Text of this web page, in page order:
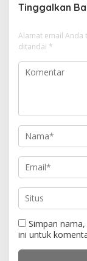
a
s
i
p
Tinggalkan
Alamat email Anda
ditandai *
Simpan
ini untuk